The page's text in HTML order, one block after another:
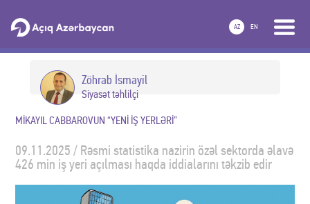
AZ EN
Zöhrab İsmayil
Siyasət təhlilçi
MİKAYIL CABBAROVUN “YENİ İŞ YERLƏRİ”
09.11.2025 / Rəsmi statistika nazirin özəl sektorda əlavə
426 min iş yeri açılması haqda iddialarını təkzib edir